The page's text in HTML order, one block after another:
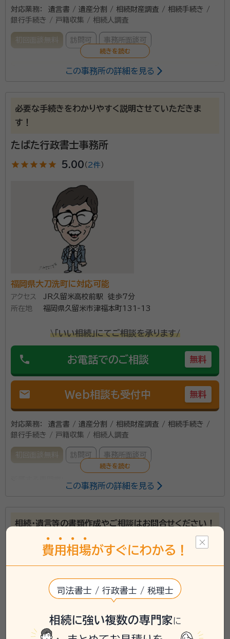
対応業務：
遺言書 / 遺産分割 / 相続財産調査 / 相続手続き /
銀行手続き / 戸籍収集 / 相続人調査
初回面談無料 訪問可 事務所面談可
税理士法人 森田事務所は、神戸本社と長崎・福岡・熊本・
が、問題が起きているご遺族は少なくありません。
1000件以上の相続依頼件数を受けた実績と経験をも
とに、【相続】が【争族】でなく【笑顔相続】になるよう、誠
この事務所の詳細を見る
必要な手続きをわかりやすく説明させていただきま
す！
たばた行政書士事務所
star star star star star 5.00 （ 2件 ）
福岡県大刀洗町に対応可能
アクセス
JR久留米高校前駅 徒歩7分
所在地
福岡県久留米市津福本町131‐13
\「いい相続」にてご相談を承ります/
phone お電話でのご相談 無料
mail Web相談も受付中 無料
対応業務：
遺言書 / 遺産分割 / 相続財産調査 / 相続手続き /
銀行手続き / 戸籍収集 / 相続人調査
初回面談無料 訪問可 事務所面談可
事務所口コミ（抜粋）：
満足度 5.0 ご利用時期：2022/6
おります、田端です。 たばた行政書士事務所では、相続
手続きを主に暮らしの中でのお困りごとを、ご相談から
ご依頼解決までをサポートさせていただきます。 お客様
のご希望に沿うことができるよう、お客様に寄り添い、
この事務所の詳細を見る
相続・遺言等の書類作成やご相談はお問合せください！
わたなべ行政書士事務所
starstarstarstarstar_half 4.67（3件）
費用 相場がすぐにわかる！
司法書士 / 行政書士 / 税理士
相続に強い複数の専門家に